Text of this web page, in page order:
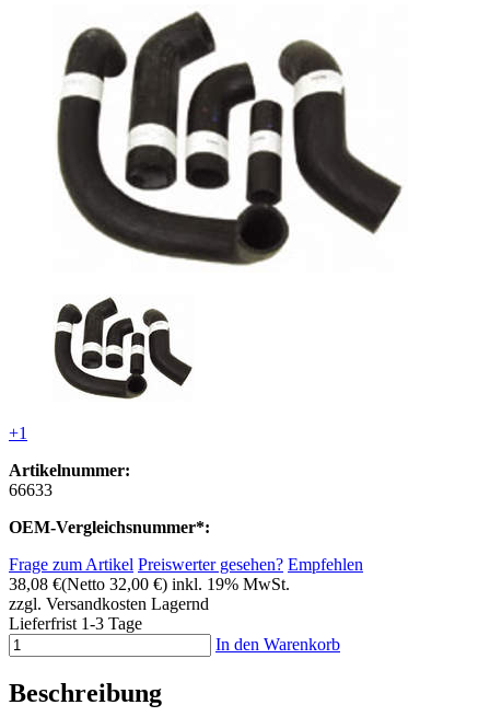
+1
Artikelnummer:
66633
OEM-Vergleichsnummer*:
Frage zum Artikel Preiswerter gesehen? Empfehlen
38,08 €(Netto 32,00 €) inkl. 19% MwSt.
zzgl. Versandkosten Lagernd
Lieferfrist 1-3 Tage
In den Warenkorb
Beschreibung